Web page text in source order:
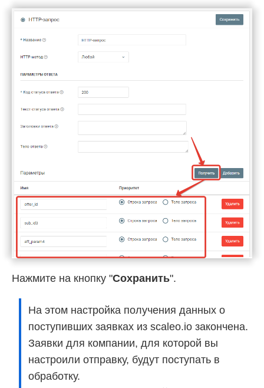
Нажмите на кнопку "Сохранить".
На этом настройка получения данных о
поступивших заявках из scaleo.io закончена.
Заявки для компании, для которой вы
настроили отправку, будут поступать в
обработку.